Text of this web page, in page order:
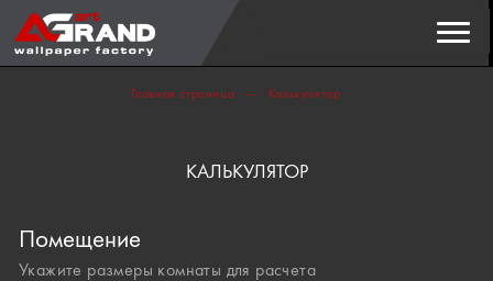
Главная страница Калькулятор
КАЛЬКУЛЯТОР
Помещение
Укажите размеры комнаты для расчета